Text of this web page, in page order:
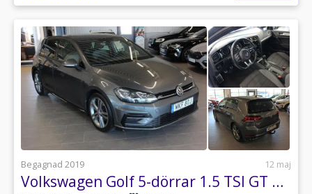
Begagnad 2019 12 maj
Volkswagen Golf 5-dörrar 1.5 TSI GT R-Line Drag Värmare V-Hjul